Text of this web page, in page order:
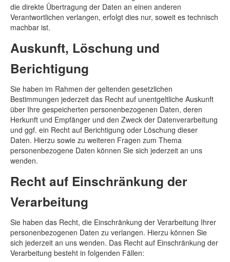
die direkte Übertragung der Daten an einen anderen
Verantwortlichen verlangen, erfolgt dies nur, soweit es technisch
machbar ist.
Auskunft, Löschung und
Berichtigung
Sie haben im Rahmen der geltenden gesetzlichen
Bestimmungen jederzeit das Recht auf unentgeltliche Auskunft
über Ihre gespeicherten personenbezogenen Daten, deren
Herkunft und Empfänger und den Zweck der Datenverarbeitung
und ggf. ein Recht auf Berichtigung oder Löschung dieser
Daten. Hierzu sowie zu weiteren Fragen zum Thema
personenbezogene Daten können Sie sich jederzeit an uns
wenden.
Recht auf Einschränkung der
Verarbeitung
Sie haben das Recht, die Einschränkung der Verarbeitung Ihrer
personenbezogenen Daten zu verlangen. Hierzu können Sie
sich jederzeit an uns wenden. Das Recht auf Einschränkung der
Verarbeitung besteht in folgenden Fällen: